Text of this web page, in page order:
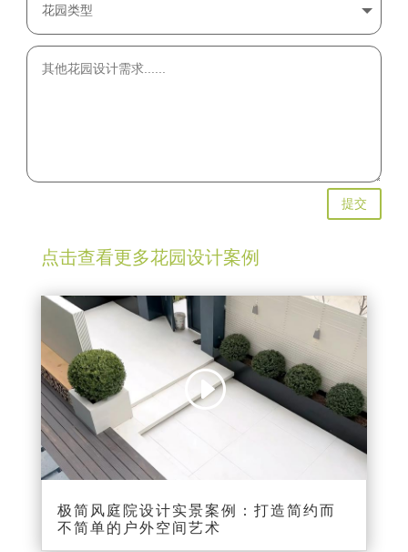
提交
点击查看更多花园设计案例
视
播
放
器
00:00
极简风庭院设计实景案例：打造简约而
不简单的户外空间艺术